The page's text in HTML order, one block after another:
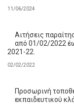
11/06/2024
Αιτήσεις
από 01/02/2022
2021-22.
02/02/2022
Προσωρινή
εκπαιδευτικού